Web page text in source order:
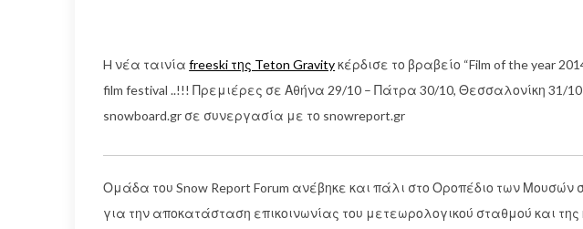
H νέα ταινίαfreeski της Teton Gravityκέρδισε το βραβείο “Film of the year
film festival ..!!! Πρεμιέρες σε Αθήνα 29/10 – Πάτρα 30/10, Θεσσαλονίκη 31/10
snowboard.gr σε συνεργασία με το snowreport.gr
Ομάδα του Snow Report Forum ανέβηκε και πάλι στο Οροπέδιο των Μουσών
για την αποκατάσταση επικοινωνίας του μετεωρολογικού σταθμού και